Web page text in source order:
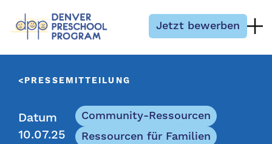
Jetzt bewerben
PRESSEMITTEILUNG
Datum
10.07.25
Community-Ressourcen
Ressourcen für Familien